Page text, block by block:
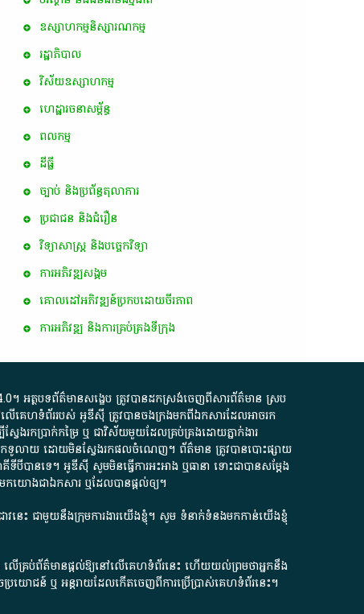
ឧស្សាហកម្មនិស្សារណកម្ម
រដ្ឋាភិបាល
វិស័យឧស្សាហកម្ម
ហេដ្ឋារចនាសម្ព័ន្ធ
ពល​កម្ម
ដីធ្លី
ច្បាប់ និងប្រព័ន្ធតុលាការ
ប្រជាជន និងជំរឿន
វិទ្យាសាស្ត្រ និងបច្ចេកវិទ្យា
ការ​អភិវឌ្ឍ​សង្គម
គោលដៅ​អភិវឌ្ឍន៍​ប្រកបដោយ​ចីរភាព
ការអភិវឌ្ឍ និងការគ្រប់គ្រងទីក្រុង
។​ អត្ថបទ​ព័ត៌មាន​សង្ខេប​ ត្រូវ​បាន​ដកស្រង់​ចេញពី​សារព័ត៌មាន ស្រប
លើ​គេហទំព័រ​របស់​ អូ​ឌី​ស៊ី​ ត្រូវ​បាន​ចងក្រង​មក​ពី​ឯកសារ​ដែល​អាច​រក​
ែងរកប្រាក់​កម្រៃ​ ឬ​ ជា​វិស័យ​មួយ​ដែល​គ្រប់គ្រង​ដោយ​ភ្នាក់ងារ​
ើក​ទូលាយ​ ដោយ​មិនស្វែង​រក​ផល​ចំណេញ​។​ ព័ត៌មាន​ ត្រូវ​បាន​បោះផ្សាយ​
បាន​ទេ​។​ អូ​ឌី​ស៊ី​ សូម​មិន​ធ្វើការ​អះអាង​ ឬ​ធានា​ ទោះជា​បាន​សម្តែង​
ក​យោង​ជា​ឯកសារ​ ឬ​ដែល​បាន​ផ្តល់​ឲ្យ​។
វនេះ ជាមួយនឹងក្រុមការងារយើងខ្ញុំ។ សូម ទំនាក់ទំនងមកកាន់យើងខ្ញុំ
លើគ្រប់ព័ត៌មានផ្តល់ឱ្យនៅលើគេហទំព័រនេះ ហើយយល់ព្រមថាអ្នកនឹង
ប្រយោជន៍ ឬ អន្តរាយដែលកើតចេញពីការប្រើប្រាស់គេហទំព័រនេះ។